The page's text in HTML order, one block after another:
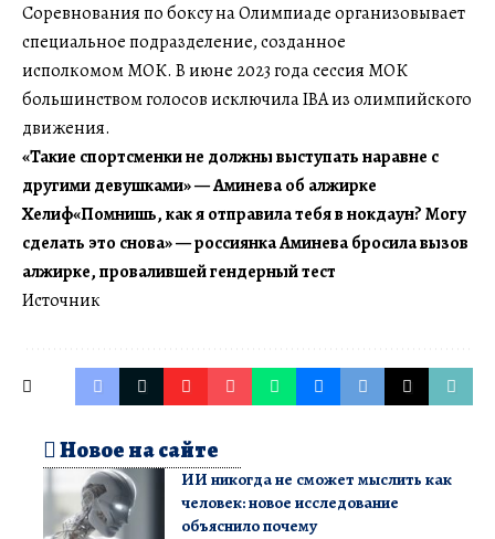
Соревнования по боксу на Олимпиаде организовывает
специальное подразделение, созданное
исполкомом МОК. В июне 2023 года сессия МОК
большинством голосов исключила IBA из олимпийского
движения.
«Такие спортсменки не должны выступать наравне с
другими девушками» — Аминева об алжирке
Хелиф«Помнишь, как я отправила тебя в нокдаун? Могу
сделать это снова» — россиянка Аминева бросила вызов
алжирке, провалившей гендерный тест
Источник
Новое на сайте
ИИ никогда не сможет мыслить как
человек: новое исследование
объяснило почему